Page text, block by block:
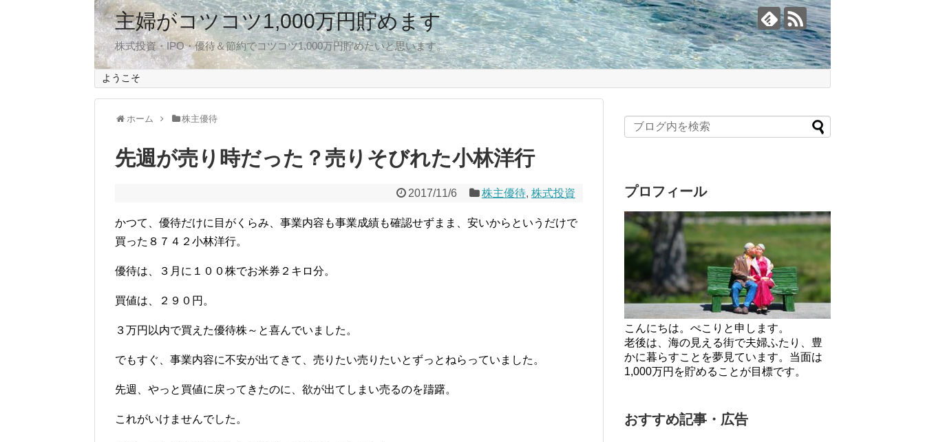
主婦がコツコツ1,000万円貯めます
株式投資・IPO・優待＆節約でコツコツ1,000万円貯めたいと思います。
ようこそ
ホーム 株主優待
先週が売り時だった？売りそびれた小林洋行
2017/11/6 株主優待, 株式投資
かつて、優待だけに目がくらみ、事業内容も事業成績も確認せずまま、安いからというだけで
買った８７４２小林洋行。
優待は、３月に１００株でお米券２キロ分。
買値は、２９０円。
３万円以内で買えた優待株～と喜んでいました。
でもすぐ、事業内容に不安が出てきて、売りたい売りたいとずっとねらっていました。
先週、やっと買値に戻ってきたのに、欲が出てしまい売るのを躊躇。
これがいけませんでした。
プロフィール
こんにちは。ぺこりと申します。
老後は、海の見える街で夫婦ふたり、豊
かに暮らすことを夢見ています。当面は
1,000万円を貯めることが目標です。
おすすめ記事・広告